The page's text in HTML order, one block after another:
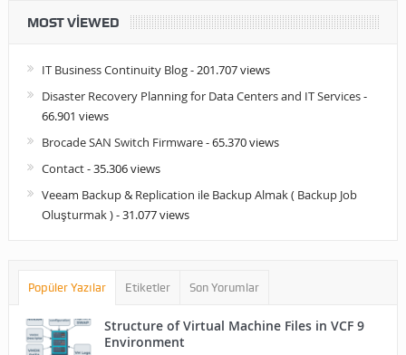
MOST VIEWED
IT Business Continuity Blog- 201.707 views
Disaster Recovery Planning for Data Centers and IT Services-
66.901 views
Brocade SAN Switch Firmware- 65.370 views
Contact- 35.306 views
Veeam Backup & Replication ile Backup Almak ( Backup Job
Oluşturmak )- 31.077 views
Popüler Yazılar Etiketler Son Yorumlar
Structure of Virtual Machine Files in VCF 9
Environment